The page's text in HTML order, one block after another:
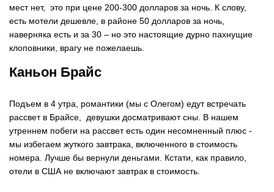
мест нет, это при цене 200-300 долларов за ночь. К слову,
есть мотели дешевле, в районе 50 долларов за ночь,
наверняка есть и за 30 – но это настоящие дурно пахнущие
клоповники, врагу не пожелаешь.
Каньон Брайс
Подъем в 4 утра, романтики (мы с Олегом) едут встречать
рассвет в Брайсе, девушки досматривают сны. В нашем
утреннем побеги на рассвет есть один несомненный плюс -
мы избегаем жуткого завтрака, включенного в стоимость
номера. Лучше бы вернули деньгами. Кстати, как правило,
отели в США не включают завтрак в стоимость.